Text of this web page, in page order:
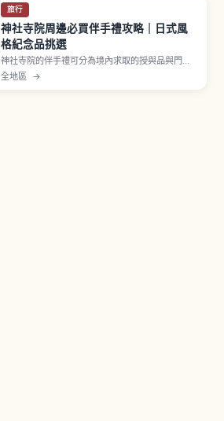
旅行
神社寺院周邊必買伴手禮攻略｜日式風
格紀念品挑選
神社寺院的伴手禮可分為境內求取的授與品與門前
町販售的紀念品兩類。御守為宗教意義物品，初穗
料約500至1000日圓，贈送時需顧及對方感受。群
全地區 →